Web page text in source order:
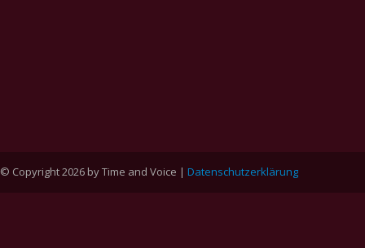
© Copyright 2026 by Time and Voice | Datenschutzerklärung